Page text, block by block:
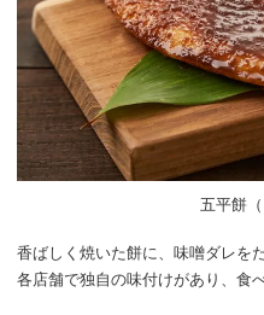
五平餅（
香ばしく焼いた餅に、味噌ダレを
各店舗で独自の味付けがあり、食